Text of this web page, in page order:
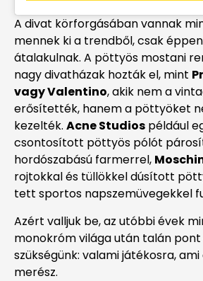
A divat körforgásában vannak
mennek ki a trendből, csak
átalakulnak. A pöttyös mostani
nagy divatházak hozták el, mint
vagy Valentino, akik nem a
erősítették, hanem a pöttyöket
kezelték. Acne Studios például
csontosított pöttyös pólót
hordószabású farmerrel,
rojtokkal és tüllökkel dúsított
tett sportos napszemüvegekkel
Azért valljuk be, az utóbbi évek
monokróm világa után talán
szükségünk: valami játékosra,
merész.